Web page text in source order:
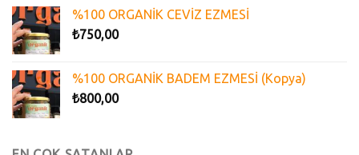
%100 ORGANİK CEVİZ EZMESİ
₺750,00
%100 ORGANİK BADEM EZMESİ (Kopya)
₺800,00